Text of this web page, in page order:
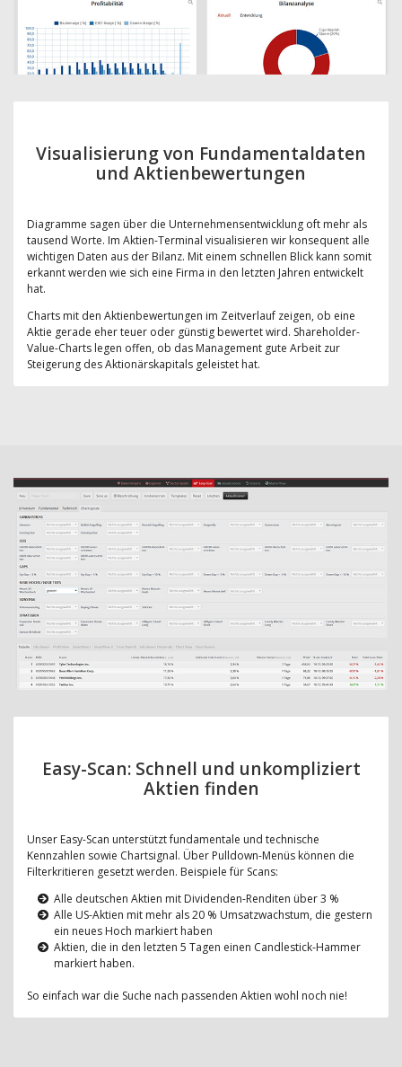
Visualisierung von Fundamentaldaten
und Aktienbewertungen
Diagramme sagen über die Unternehmensentwicklung oft mehr als
tausend Worte. Im Aktien-Terminal visualisieren wir konsequent alle
wichtigen Daten aus der Bilanz. Mit einem schnellen Blick kann somit
erkannt werden wie sich eine Firma in den letzten Jahren entwickelt
hat.
Charts mit den Aktienbewertungen im Zeitverlauf zeigen, ob eine
Aktie gerade eher teuer oder günstig bewertet wird. Shareholder-
Value-Charts legen offen, ob das Management gute Arbeit zur
Steigerung des Aktionärskapitals geleistet hat.
Easy-Scan: Schnell und unkompliziert
Aktien finden
Unser Easy-Scan unterstützt fundamentale und technische
Kennzahlen sowie Chartsignal. Über Pulldown-Menüs können die
Filterkritieren gesetzt werden. Beispiele für Scans:
Alle deutschen Aktien mit Dividenden-Renditen über 3 %
Alle US-Aktien mit mehr als 20 % Umsatzwachstum, die gestern
ein neues Hoch markiert haben
Aktien, die in den letzten 5 Tagen einen Candlestick-Hammer
markiert haben.
So einfach war die Suche nach passenden Aktien wohl noch nie!